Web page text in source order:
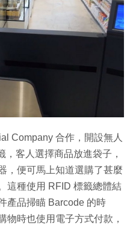
Company 合作，開設無人
客人選擇商品放進袋子，
，便可馬上知道選購了甚麼
這種使用 RFID 標籤總體結
產品掃瞄 Barcode 的時
物時也使用電子方式付款，